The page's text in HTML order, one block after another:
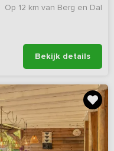
Op 12 km van Berg en Dal
Bekijk details